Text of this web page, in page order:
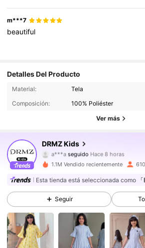
m***7
beautiful
Detalles Del Producto
Material:
Tela
Composición:
100% Poliéster
Ver más
DRMZ Kids
4,89 180K Seguidores
seguido
4,89
180K Seguidores
4,89 180K Seguidores
4,89 180K Seguidores
4,89 180K Seguidores
1.1M Vendido recientemente
Esta tienda está seleccionada como
Seguir